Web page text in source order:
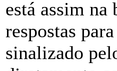
está assim na
respostas
sinalizado